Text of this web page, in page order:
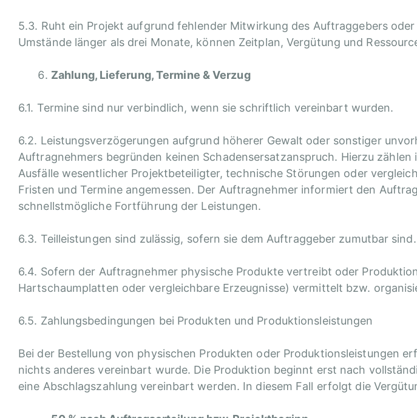
5.3. Ruht ein Projekt aufgrund fehlender Mitwirkung des Auftraggebers
Umstände länger als drei Monate, können Zeitplan, Vergütung und
Zahlung, Lieferung, Termine & Verzug
6.1. Termine sind nur verbindlich, wenn sie schriftlich vereinbart wurden.
6.2. Leistungsverzögerungen aufgrund höherer Gewalt oder sonstiger
Auftragnehmers begründen keinen Schadensersatzanspruch. Hierzu
Ausfälle wesentlicher Projektbeteiligter, technische Störungen oder
Fristen und Termine angemessen. Der Auftragnehmer informiert den
schnellstmögliche Fortführung der Leistungen.
6.3. Teilleistungen sind zulässig, sofern sie dem Auftraggeber zumutbar sind.
6.4. Sofern der Auftragnehmer physische Produkte vertreibt oder
Hartschaumplatten oder vergleichbare Erzeugnisse) vermittelt bzw.
6.5. Zahlungsbedingungen bei Produkten und Produktionsleistungen
Bei der Bestellung von physischen Produkten oder Produktionsleistungen
nichts anderes vereinbart wurde. Die Produktion beginnt erst nach
eine Abschlagszahlung vereinbart werden. In diesem Fall erfolgt die